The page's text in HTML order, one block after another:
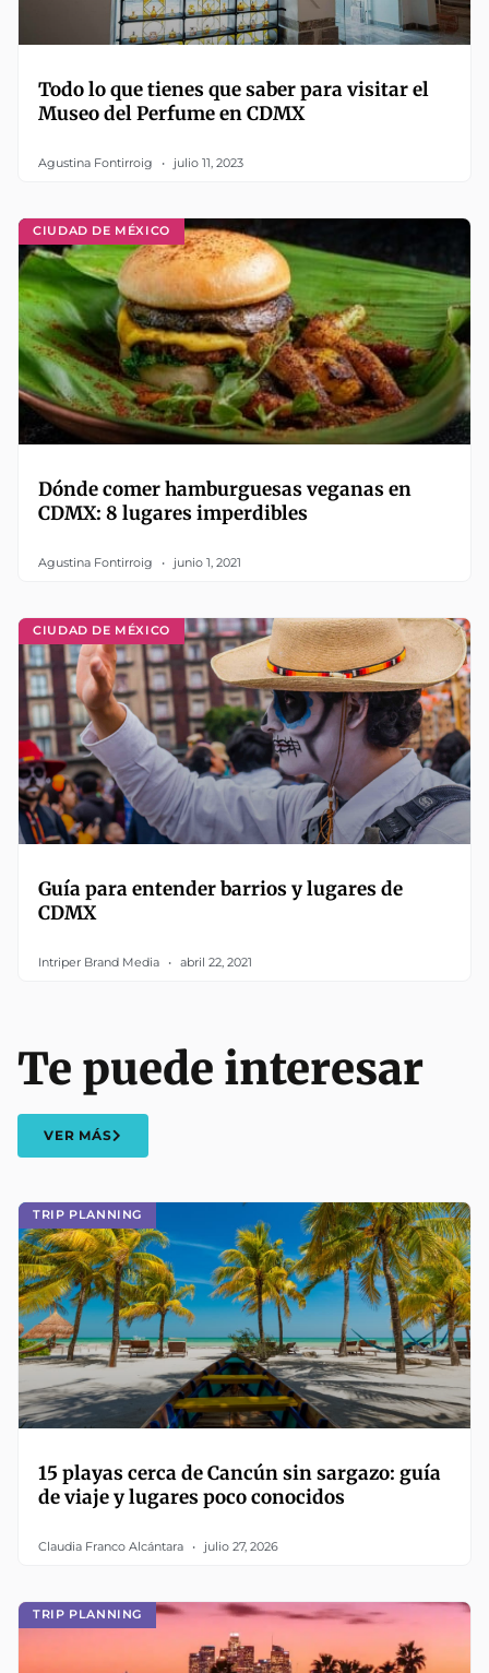
Todo lo que tienes que saber para visitar el
Museo del Perfume en CDMX
Agustina Fontirroig julio 11, 2023
CIUDAD DE MÉXICO
Dónde comer hamburguesas veganas en
CDMX: 8 lugares imperdibles
Agustina Fontirroig junio 1, 2021
CIUDAD DE MÉXICO
Guía para entender barrios y lugares de
CDMX
Intriper Brand Media abril 22, 2021
TRIP PLANNING
15 playas cerca de Cancún sin sargazo: guía
de viaje y lugares poco conocidos
Claudia Franco Alcántara julio 27, 2026
TRIP PLANNING
Te puede interesar
VER MÁS